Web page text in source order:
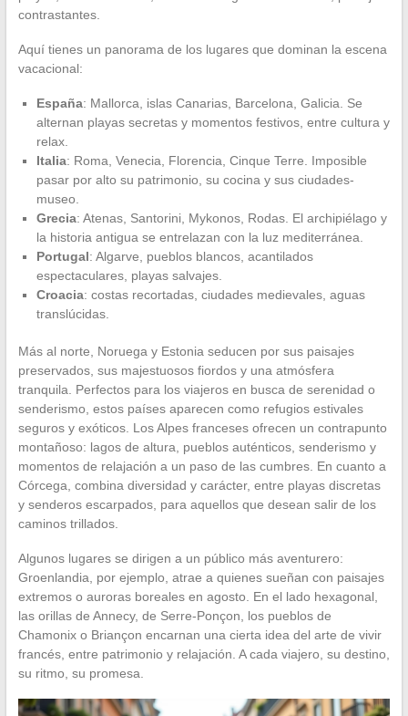
contrastantes.
Aquí tienes un panorama de los lugares que dominan la escena
vacacional:
España: Mallorca, islas Canarias, Barcelona, Galicia. Se
alternan playas secretas y momentos festivos, entre cultura y
relax.
Italia: Roma, Venecia, Florencia, Cinque Terre. Imposible
pasar por alto su patrimonio, su cocina y sus ciudades-
museo.
Grecia: Atenas, Santorini, Mykonos, Rodas. El archipiélago y
la historia antigua se entrelazan con la luz mediterránea.
Portugal: Algarve, pueblos blancos, acantilados
espectaculares, playas salvajes.
Croacia: costas recortadas, ciudades medievales, aguas
translúcidas.
Más al norte, Noruega y Estonia seducen por sus paisajes
preservados, sus majestuosos fiordos y una atmósfera
tranquila. Perfectos para los viajeros en busca de serenidad o
senderismo, estos países aparecen como refugios estivales
seguros y exóticos. Los Alpes franceses ofrecen un contrapunto
montañoso: lagos de altura, pueblos auténticos, senderismo y
momentos de relajación a un paso de las cumbres. En cuanto a
Córcega, combina diversidad y carácter, entre playas discretas
y senderos escarpados, para aquellos que desean salir de los
caminos trillados.
Algunos lugares se dirigen a un público más aventurero:
Groenlandia, por ejemplo, atrae a quienes sueñan con paisajes
extremos o auroras boreales en agosto. En el lado hexagonal,
las orillas de Annecy, de Serre-Ponçon, los pueblos de
Chamonix o Briançon encarnan una cierta idea del arte de vivir
francés, entre patrimonio y relajación. A cada viajero, su destino,
su ritmo, su promesa.